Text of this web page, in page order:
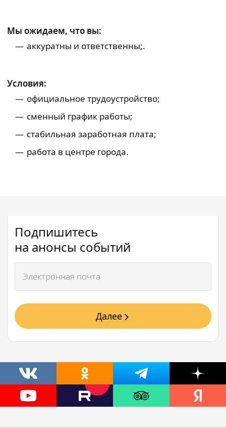
Мы ожидаем, что вы:
аккуратны и ответственны;.
Условия:
официальное трудоустройство;
сменный график работы;
стабильная заработная плата;
работа в центре города.
Подпишитесь
на анонсы событий
Далее